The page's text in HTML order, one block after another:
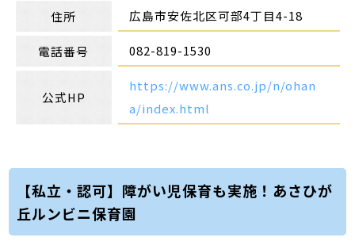
住所 広島市安佐北区可部4丁目4-18
電話番号 082-819-1530
公式HP
https://www.ans.co.jp/n/ohan
a/index.html
【私立・認可】障がい児保育も実施！あさひが
丘ルンビニ保育園